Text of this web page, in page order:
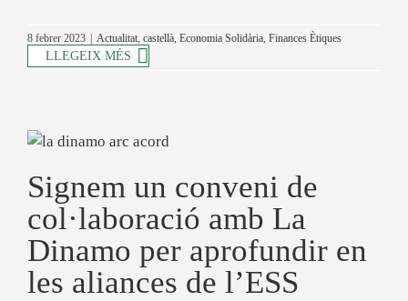
8 febrer 2023 Actualitat, castellà, Economia Solidària, Finances Ètiques
LLEGEIX MÉS
Signem un conveni de
col·laboració amb La
Dinamo per aprofundir en
les aliances de l’ESS